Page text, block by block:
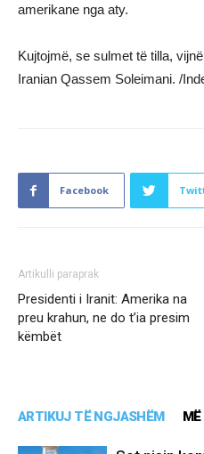
amerikane nga aty.
Kujtojmë, se sulmet të tilla,
Iranian Qassem Soleimani. /
Facebook
Artikulli paraprak
Presidenti i Iranit: Amerika na
preu krahun, ne do t’ia presim
këmbët
ARTIKUJ TË NGJASHËM